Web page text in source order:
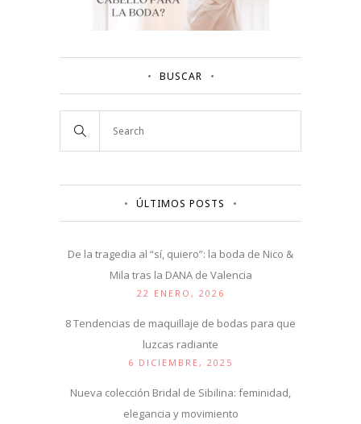
BUSCAR
ÚLTIMOS POSTS
De la tragedia al “sí, quiero”: la boda de Nico &
Mila tras la DANA de Valencia
22 ENERO, 2026
8 Tendencias de maquillaje de bodas para que
luzcas radiante
6 DICIEMBRE, 2025
Nueva colección Bridal de Sibilina: feminidad,
elegancia y movimiento